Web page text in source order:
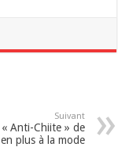
Suivant
Anti-Chiite » de
plus à la mode